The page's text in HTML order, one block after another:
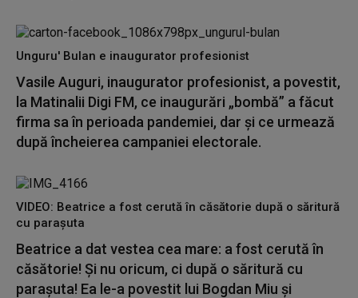
Unguru' Bulan e inaugurator profesionist
Vasile Auguri, inaugurator profesionist, a povestit,
la Matinalii Digi FM, ce inaugurări „bombă” a făcut
firma sa în perioada pandemiei, dar și ce urmează
după încheierea campaniei electorale.
VIDEO: Beatrice a fost cerută în căsătorie după o săritură
cu parașuta
Beatrice a dat vestea cea mare: a fost cerută în
căsătorie! Și nu oricum, ci după o săritură cu
parașuta! Ea le-a povestit lui Bogdan Miu și